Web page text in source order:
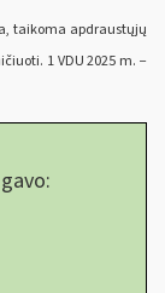
taikoma apdraustųjų
1 VDU 2025 m. −